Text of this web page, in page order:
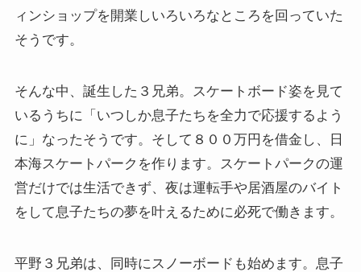
ィンショップを開業しいろいろなところを回っていた
そうです。
そんな中、誕生した３兄弟。スケートボード姿を見て
いるうちに「いつしか息子たちを全力で応援するよう
に」なったそうです。そして８００万円を借金し、日
本海スケートパークを作ります。スケートパークの運
営だけでは生活できず、夜は運転手や居酒屋のバイト
をして息子たちの夢を叶えるために必死で働きます。
平野３兄弟は、同時にスノーボードも始めます。息子